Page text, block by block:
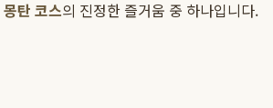
몽탄 코스의 진정한 즐거움 중 하나입니다.